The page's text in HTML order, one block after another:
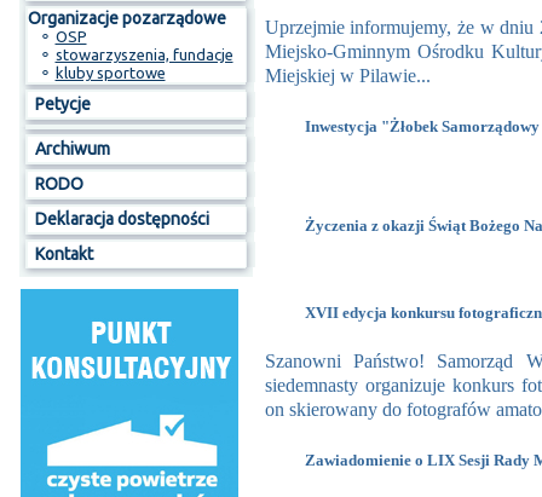
Organizacje pozarządowe
⚬ OSP
⚬ stowarzyszenia, fundacje
⚬ kluby sportowe
Petycje
Archiwum
RODO
Deklaracja dostępności
Kontakt
Uprzejmie informujemy, że w
Miejsko-Gminnym Ośrodku
Miejskiej w Pilawie...
Inwestycja "Żłobek
Życzenia z okazji Świąt Bożego
XVII edycja konkursu
Szanowni Państwo! Samorząd
siedemnasty organizuje konkurs
on skierowany do fotografów
Zawiadomienie o LIX Sesji Rady